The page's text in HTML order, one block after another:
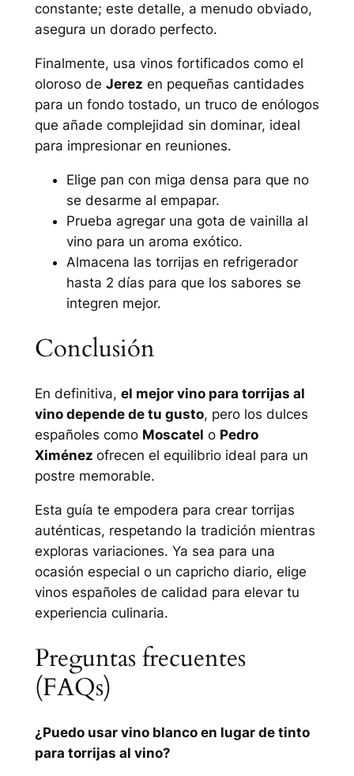
constante; este detalle, a menudo obviado,
asegura un dorado perfecto.
Finalmente, usa vinos fortificados como el
oloroso de Jerez en pequeñas cantidades
para un fondo tostado, un truco de enólogos
que añade complejidad sin dominar, ideal
para impresionar en reuniones.
Elige pan con miga densa para que no
se desarme al empapar.
Prueba agregar una gota de vainilla al
vino para un aroma exótico.
Almacena las torrijas en refrigerador
hasta 2 días para que los sabores se
integren mejor.
Conclusión
En definitiva, el mejor vino para torrijas al
vino depende de tu gusto, pero los dulces
españoles como Moscatel o Pedro
Ximénez ofrecen el equilibrio ideal para un
postre memorable.
Esta guía te empodera para crear torrijas
auténticas, respetando la tradición mientras
exploras variaciones. Ya sea para una
ocasión especial o un capricho diario, elige
vinos españoles de calidad para elevar tu
experiencia culinaria.
Preguntas frecuentes
(FAQs)
¿Puedo usar vino blanco en lugar de tinto
para torrijas al vino?